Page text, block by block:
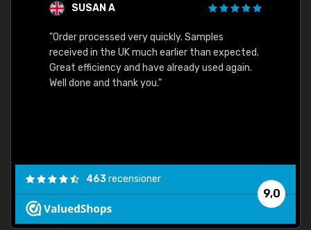
SUSAN A
"Order processed very quickly. Samples
received in the UK much earlier than expected.
Great efficiency and have already used again.
Well done and thank you."
9,0
463recensioner